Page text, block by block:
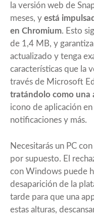
la versión web de
meses, y está
en Chromium. Esto
de 1,4 MB, y
actualizado y tenga
características que la
través de Microsoft
tratándolo como una
icono de aplicación
notificaciones y más.
Necesitarás un PC con
por supuesto. El
con Windows puede
desaparición de la
tarde para que una
estas alturas,